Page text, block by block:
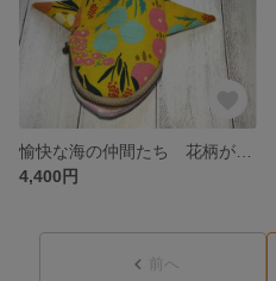
4,400円
前へ